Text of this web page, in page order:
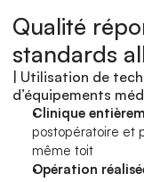
Qualité
standards
| Utilisation de
d’équipements
Clinique
postopératoire et
même toit
Opération